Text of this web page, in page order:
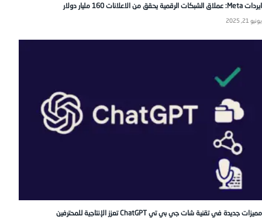
ايردات Meta: عملاق الشبكات الرقمية يحقق من الاعلانات 160 مليار دولار
يونيو 21, 2025
مميزات جديدة في تقنية شات جي بي تي ChatGPT تعزز الإنتاجية للمحترفين